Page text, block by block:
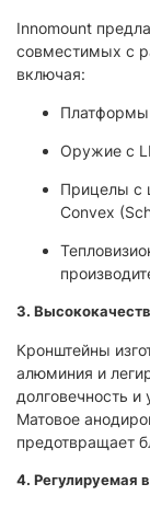
Innomount
совместимых с
включая:​
Платформы
Оружие с
Прицелы с
Convex
3.
Кронштейны
алюминия и
долговечность
Матовое
предотвращает
4. Регулируемая